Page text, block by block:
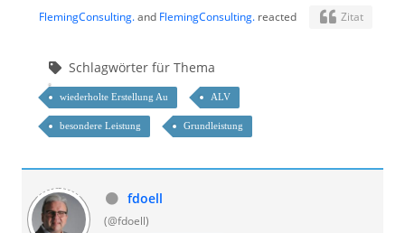
FlemingConsulting.and FlemingConsulting. reacted Zitat
Schlagwörter für Thema
wiederholte Erstellung Au ALV
besondere Leistung Grundleistung
fdoell
(@fdoell)